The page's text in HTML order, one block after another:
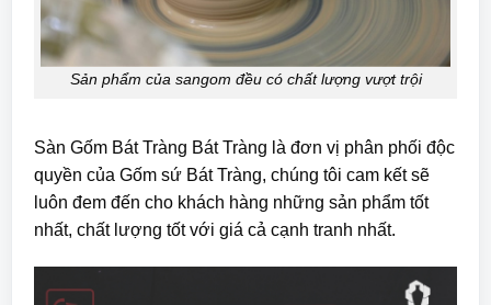
Sản phẩm của sangom đều có chất lượng vượt trội
Sàn Gốm Bát Tràng Bát Tràng là đơn vị phân phối độc
quyền của Gốm sứ Bát Tràng, chúng tôi cam kết sẽ
luôn đem đến cho khách hàng những sản phẩm tốt
nhất, chất lượng tốt với giá cả cạnh tranh nhất.